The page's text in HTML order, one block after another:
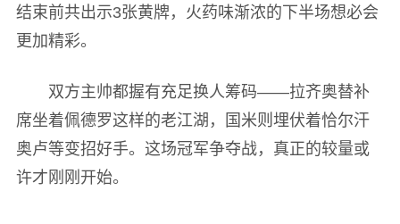
结束前共出示3张黄牌，火药味渐浓的下半场想必会
更加精彩。
双方主帅都握有充足换人筹码——拉齐奥替补
席坐着佩德罗这样的老江湖，国米则埋伏着恰尔汗
奥卢等变招好手。这场冠军争夺战，真正的较量或
许才刚刚开始。